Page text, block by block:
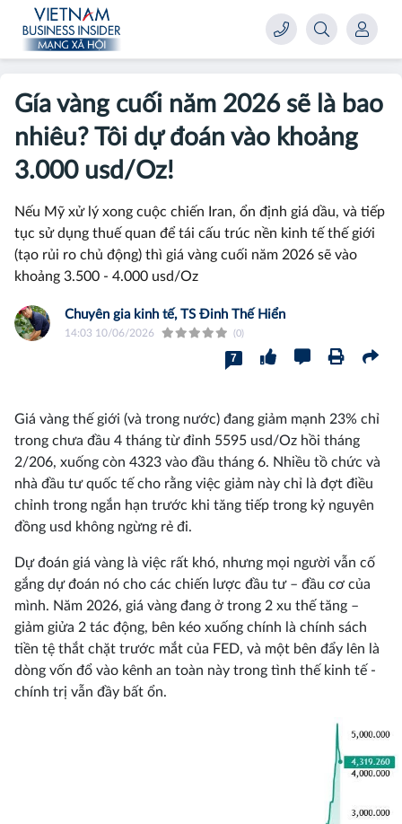
Gía vàng cuối năm 2026 sẽ là bao
nhiêu? Tôi dự đoán vào khoảng
3.000 usd/Oz!
Nếu Mỹ xử lý xong cuộc chiến Iran, ổn định giá dầu, và tiếp
tục sử dụng thuế quan để tái cấu trúc nền kinh tế thế giới
(tạo rủi ro chủ động) thì giá vàng cuối năm 2026 sẽ vào
khoảng 3.500 - 4.000 usd/Oz
Chuyên gia kinh tế, TS Đinh Thế Hiển
14:03 10/06/2026 (0)
7
Giá vàng thế giới (và trong nước) đang giảm mạnh 23% chỉ
trong chưa đầu 4 tháng từ đỉnh 5595 usd/Oz hồi tháng
2/206, xuống còn 4323 vào đầu tháng 6. Nhiều tồ chức và
nhà đầu tư quốc tế cho rằng việc giảm này chỉ là đợt điều
chỉnh trong ngắn hạn trước khi tăng tiếp trong kỷ nguyên
đồng usd không ngừng rẻ đi.
Dự đoán giá vàng là việc rất khó, nhưng mọi người vẫn cố
gắng dự đoán nó cho các chiến lược đầu tư – đầu cơ của
mình. Năm 2026, giá vàng đang ở trong 2 xu thế tăng –
giảm giửa 2 tác động, bên kéo xuống chính là chính sách
tiền tệ thắt chặt trước mắt của FED, và một bên đẩy lên là
dòng vốn đổ vào kênh an toàn này trong tình thế kinh tế -
chính trị vẫn đầy bất ổn.